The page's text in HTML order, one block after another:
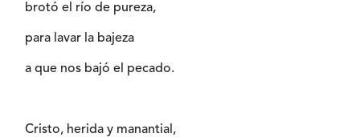
brotó el río de pureza,
para lavar la bajeza
a que nos bajó el pecado.
Cristo, herida y manantial,